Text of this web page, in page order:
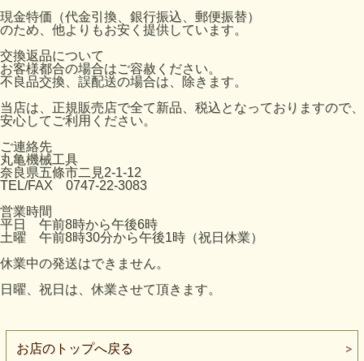
現金特価（代金引換、銀行振込、郵便振替）
のため、他よりもお安く提供しています。
交換返品について
お客様都合の場合はご容赦ください。
不良品交換、誤配送の場合は、除きます。
当店は、正規販売店で全て新品、税込となっておりますので、
安心してご利用ください。
ご連絡先
丸亀機械工具
奈良県五條市二見2-1-12
TEL/FAX 0747-22-3083
営業時間
平日 午前8時から午後6時
土曜 午前8時30分から午後1時（祝日休業）
休業中の発送はできません。
日曜、祝日は、休業させて頂きます。
お店のトップへ戻る